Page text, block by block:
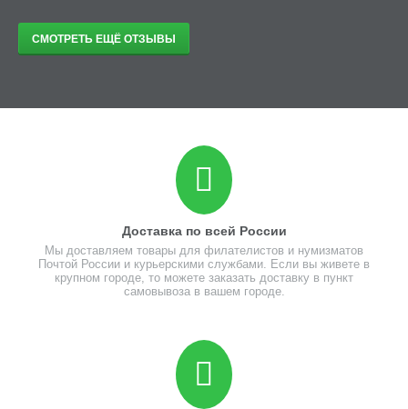
СМОТРЕТЬ ЕЩЁ ОТЗЫВЫ
Доставка по всей России
Мы доставляем товары для филателистов и нумизматов
Почтой России и курьерскими службами. Если вы живете в
крупном городе, то можете заказать доставку в пункт
самовывоза в вашем городе.